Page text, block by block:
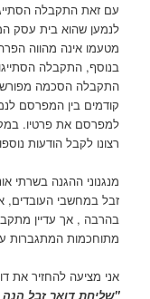
עם זאת התקבלה
לנמען שהוא בית עסק
מטעמו אינה מהווה
בנוסף, התקבלה
התקבלה הסכמה
קודמים בין המפרסם
למפרסם את פרטיו.
רצונו לקבל הודעות
מנגנוני ההגנה בשרתי
זבל במחשבי העובדים,
בהרבה , אך עדיין
מתוחכמות המתגברות
אני מציעה להחזיר את